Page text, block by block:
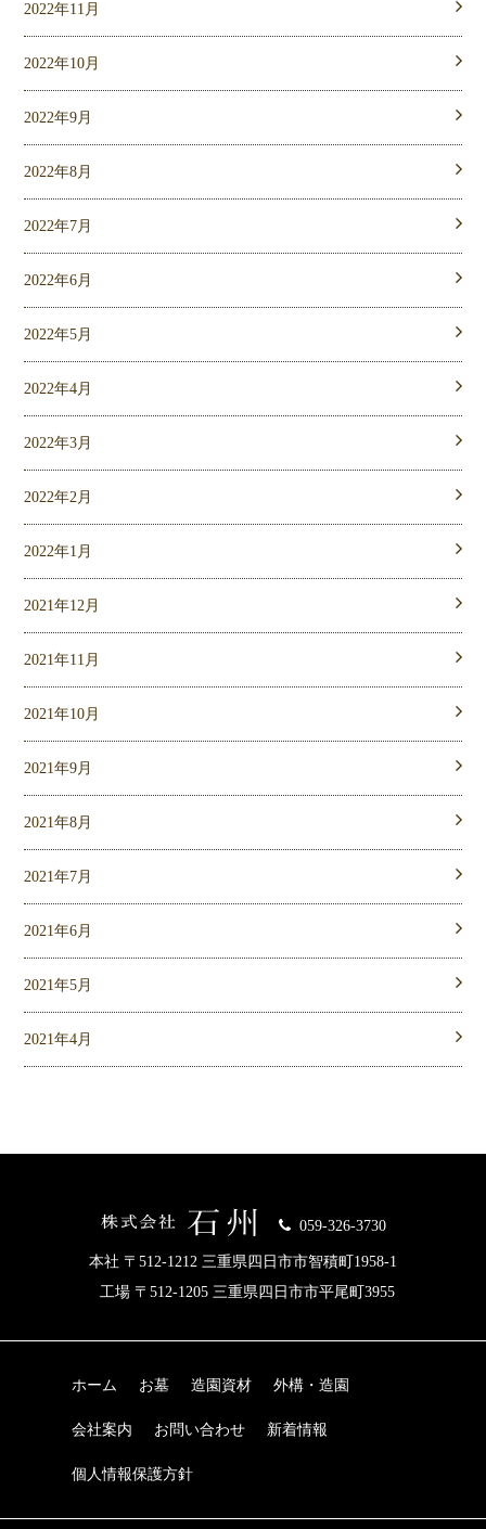
2022年11月
2022年10月
2022年9月
2022年8月
2022年7月
2022年6月
2022年5月
2022年4月
2022年3月
2022年2月
2022年1月
2021年12月
2021年11月
2021年10月
2021年9月
2021年8月
2021年7月
2021年6月
2021年5月
2021年4月
059-326-3730
本社 〒512-1212 三重県四日市市智積町1958-1
工場 〒512-1205 三重県四日市市平尾町3955
ホーム お墓 造園資材 外構・造園
会社案内 お問い合わせ 新着情報
個人情報保護方針